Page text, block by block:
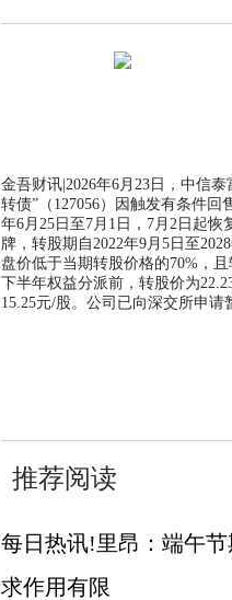
金吾财讯|2026年6月23日，中信
转债”（127056）因触发有条件
年6月25日至7月1日，7月2日起恢
牌，转股期自2022年9月5日至
盘价低于当期转股价格的70%，
下半年权益分派前，转股价为
15.25元/股。公司已向深交所申请
推荐阅读
每日热讯!里昂：端午
求作用有限